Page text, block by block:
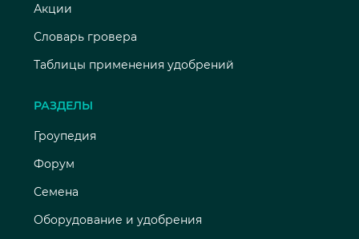
Акции
Словарь гровера
Таблицы применения удобрений
РАЗДЕЛЫ
Гроупедия
Форум
Семена
Оборудование и удобрения